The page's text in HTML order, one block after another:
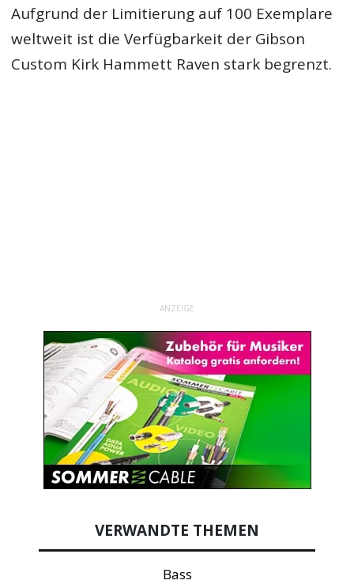
Aufgrund der Limitierung auf 100 Exemplare
weltweit ist die Verfügbarkeit der Gibson
Custom Kirk Hammett Raven stark begrenzt.
ANZEIGE
VERWANDTE THEMEN
Bass